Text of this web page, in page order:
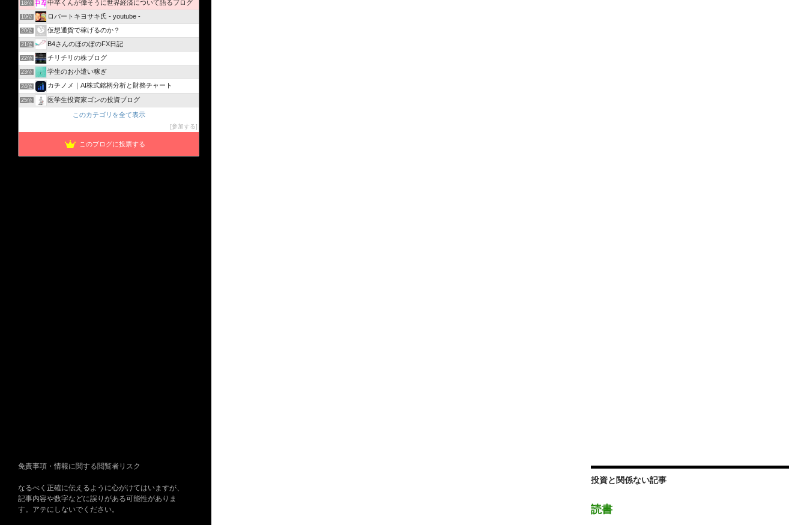
投資と関係ない記事
読書
18位 中卒くんが偉そうに世界経済について語るブログ
19位 ロバートキヨサキ氏 - youtube -
20位 仮想通貨で稼げるのか？
21位 B4さんのほのぼのFX日記
22位 チリチリの株ブログ
23位 学生のお小遣い稼ぎ
24位 カチノメ｜AI株式銘柄分析と財務チャート
25位 医学生投資家ゴンの投資ブログ
このカテゴリを全て表示
参加する
このブログに投票する
免責事項・情報に関する閲覧者リスク
なるべく正確に伝えるように心がけてはいますが、
記事内容や数字などに誤りがある可能性がありま
す。アテにしないでください。